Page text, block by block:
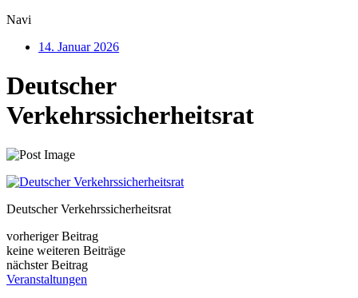
Navi
14. Januar 2026
Deutscher
Verkehrssicherheitsrat
Deutscher Verkehrssicherheitsrat
vorheriger Beitrag
keine weiteren Beiträge
nächster Beitrag
Veranstaltungen